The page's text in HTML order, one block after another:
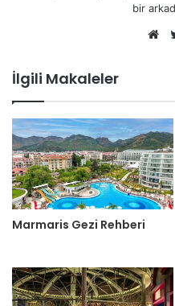
bir
İlgili Makaleler
Marmaris Gezi Rehberi